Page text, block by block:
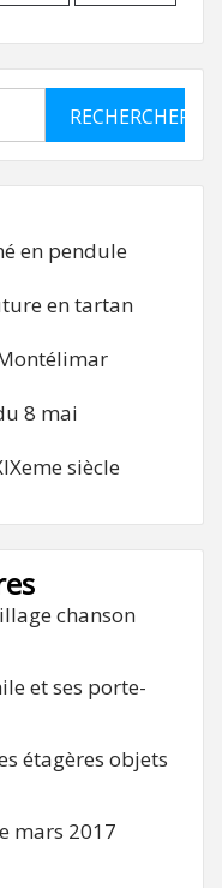
en pendule
en tartan
8 mai
siècle
chanson
et ses porte-
étagères objets
mars 2017